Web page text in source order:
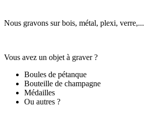
Nous gravons sur bois, métal, plexi, verre,...
Vous avez un objet à graver ?
Boules de pétanque
Bouteille de champagne
Médailles
Ou autres ?